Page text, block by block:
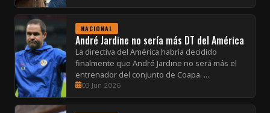
NACIONAL
André Jardine no sería más DT del América
La directiva del América habría decidido
finalmente que André Jardine no será más el
entrenador del conjunto de Coapa. ...
03 Jun 2026